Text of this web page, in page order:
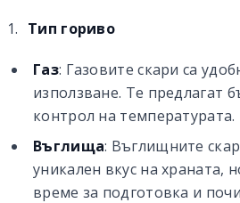
Тип гориво
Газ: Газовите скари са
използване. Те предлагат
контрол на температурата.
Въглища: Въглищните
уникален вкус на храната,
време за подготовка и